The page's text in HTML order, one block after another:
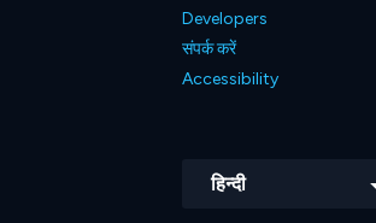
Developers
संपर्क करें
Accessibility
हिन्दी